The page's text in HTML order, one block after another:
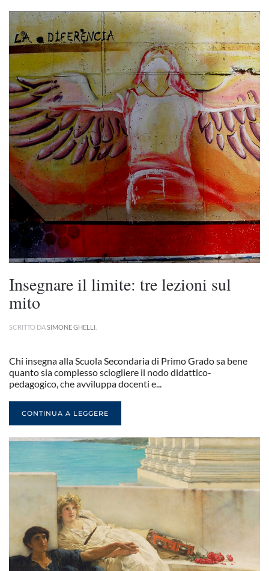
Insegnare il limite: tre lezioni sul
mito
SCRITTO DASIMONE GHELLI
Chi insegna alla Scuola Secondaria di Primo Grado sa bene
quanto sia complesso sciogliere il nodo didattico-
pedagogico, che avviluppa docenti e...
CONTINUA A LEGGERE